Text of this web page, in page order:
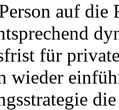
auf die
für
wieder